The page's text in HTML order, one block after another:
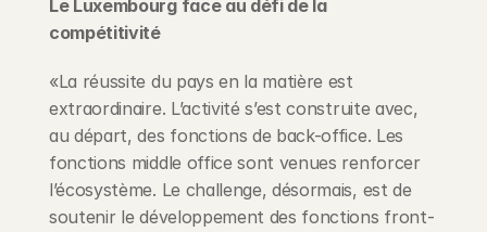
Le Luxembourg face au défi de la
compétitivité
«La réussite du pays en la matière est
extraordinaire. L’activité s’est construite avec,
au départ, des fonctions de back-office. Les
fonctions middle office sont venues renforcer
l’écosystème. Le challenge, désormais, est de
soutenir le développement des fonctions front-